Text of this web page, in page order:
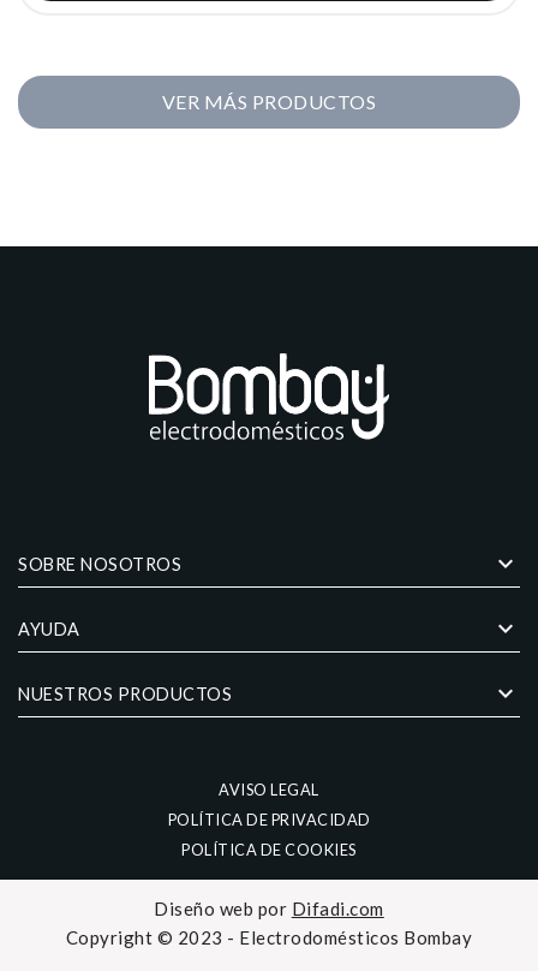
VER MÁS PRODUCTOS
SOBRE NOSOTROS keyboard_arrow_down
AYUDA keyboard_arrow_down
NUESTROS PRODUCTOS keyboard_arrow_down
AVISO LEGAL
POLÍTICA DE PRIVACIDAD
POLÍTICA DE COOKIES
Diseño web por Difadi.com
Copyright © 2023 - Electrodomésticos Bombay